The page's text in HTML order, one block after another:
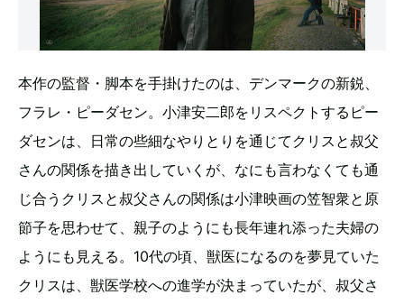
本作の監督・脚本を手掛けたのは、デンマークの新鋭、
フラレ・ピーダセン。小津安二郎をリスペクトするピー
ダセンは、日常の些細なやりとりを通じてクリスと叔父
さんの関係を描き出していくが、なにも言わなくても通
じ合うクリスと叔父さんの関係は小津映画の笠智衆と原
節子を思わせて、親子のようにも長年連れ添った夫婦の
ようにも見える。10代の頃、獣医になるのを夢見ていた
クリスは、獣医学校への進学が決まっていたが、叔父さ